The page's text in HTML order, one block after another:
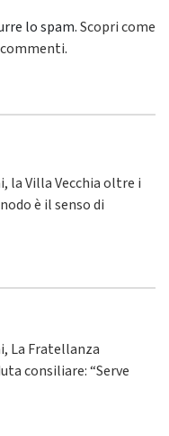
lo spam.Scopri come
.
la Villa Vecchia oltre i
è il senso di
La Fratellanza
consiliare: “Serve